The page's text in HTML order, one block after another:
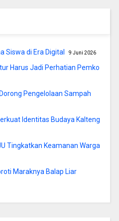
Siswa di Era Digital 9 Juni 2026
Harus Jadi Perhatian Pemko
Pengelolaan Sampah
Identitas Budaya Kalteng
Tingkatkan Keamanan Warga
Maraknya Balap Liar